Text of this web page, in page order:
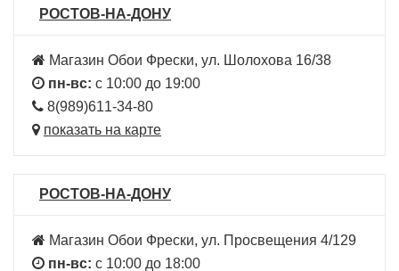
РОСТОВ-НА-ДОНУ
Магазин Обои Фрески, ул. Шолохова 16/38
пн-вс: с 10:00 до 19:00
8(989)611-34-80
показать на карте
РОСТОВ-НА-ДОНУ
Магазин Обои Фрески, ул. Просвещения 4/129
пн-вс: с 10:00 до 18:00